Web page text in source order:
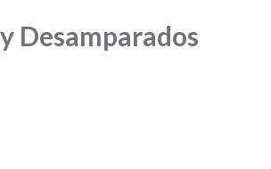
Desamparados